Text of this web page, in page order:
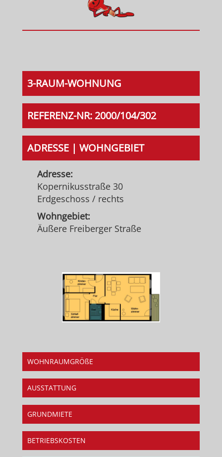
3-RAUM-WOHNUNG
REFERENZ-NR: 2000/104/302
ADRESSE | WOHNGEBIET
Adresse:
Kopernikusstraße 30
Erdgeschoss / rechts
Wohngebiet:
Äußere Freiberger Straße
WOHNRAUMGRÖßE
AUSSTATTUNG
GRUNDMIETE
BETRIEBSKOSTEN